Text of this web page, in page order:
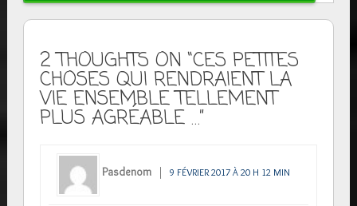
2 THOUGHTS ON “CES PETITES
CHOSES QUI RENDRAIENT LA
VIE ENSEMBLE TELLEMENT
PLUS AGRÉABLE …”
Pasdenom 9 FÉVRIER 2017 À 20 H 12 MIN